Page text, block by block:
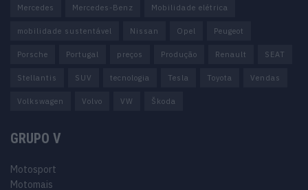
Mercedes Mercedes-Benz Mobilidade elétrica
mobilidade sustentável Nissan Opel Peugeot
Porsche Portugal preços Produção Renault SEAT
Stellantis SUV tecnologia Tesla Toyota Vendas
Volkswagen Volvo VW Škoda
GRUPO V
Motosport
Motomais